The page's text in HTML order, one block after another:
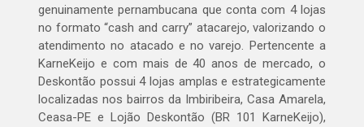
genuinamente pernambucana que conta com 4 lojas
no formato “cash and carry” atacarejo, valorizando o
atendimento no atacado e no varejo. Pertencente a
KarneKeijo e com mais de 40 anos de mercado, o
Deskontão possui 4 lojas amplas e estrategicamente
localizadas nos bairros da Imbiribeira, Casa Amarela,
Ceasa-PE e Lojão Deskontão (BR 101 KarneKeijo),